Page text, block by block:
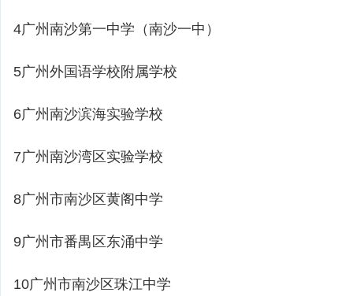
4广州南沙第一中学（南沙一中）
5广州外国语学校附属学校
6广州南沙滨海实验学校
7广州南沙湾区实验学校
8广州市南沙区黄阁中学
9广州市番禺区东涌中学
10广州市南沙区珠江中学